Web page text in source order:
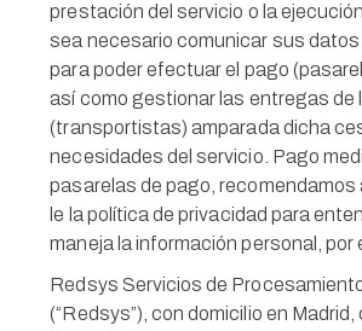
prestación del servicio o la
sea necesario comunicar sus
para poder efectuar el pago
así como gestionar las entregas de
(transportistas) amparada dicha
necesidades del servicio. Pago
pasarelas de pago, recomendamos
le la política de privacidad para
maneja la información personal, por
Redsys Servicios de
(“Redsys”), con domicilio en